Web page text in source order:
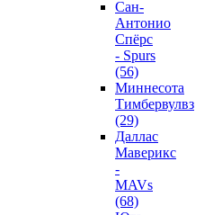
Сан-
Антонио
Спёрс
- Spurs
(56)
Миннесота
Тимбервулвз
(29)
Даллас
Маверикс
-
MAVs
(68)